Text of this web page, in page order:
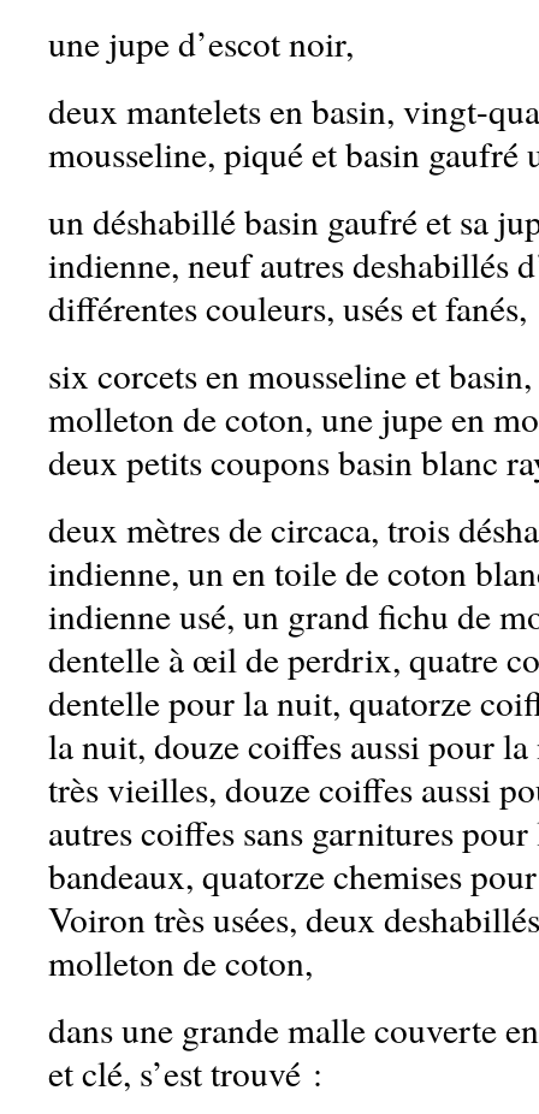
une jupe d’escot noir,
deux mantelets en basin, vingt-
mousseline, piqué et basin gaufré
un déshabillé basin gaufré et sa
indienne, neuf autres deshabillés
différentes couleurs, usés et fanés,
six corcets en mousseline et
molleton de coton, une jupe en
deux petits coupons basin blanc
deux mètres de circaca, trois
indienne, un en toile de coton
indienne usé, un grand fichu de
dentelle à œil de perdrix, quatre
dentelle pour la nuit, quatorze
la nuit, douze coiffes aussi pour
très vieilles, douze coiffes aussi
autres coiffes sans garnitures
bandeaux, quatorze chemises
Voiron très usées, deux
molleton de coton,
dans une grande malle couverte
et clé, s’est trouvé :